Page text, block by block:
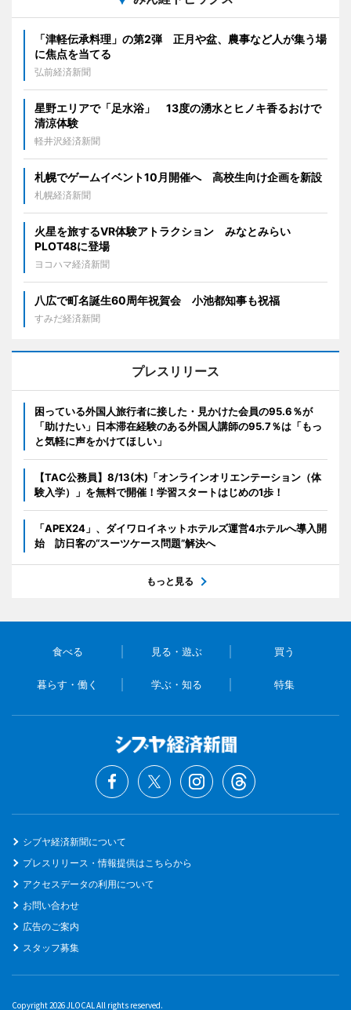
「津軽伝承料理」の第2弾 正月や盆、農事など人が集う場
に焦点を当てる
弘前経済新聞
星野エリアで「足水浴」 13度の湧水とヒノキ香るおけで
清涼体験
軽井沢経済新聞
札幌でゲームイベント10月開催へ 高校生向け企画を新設
札幌経済新聞
火星を旅するVR体験アトラクション みなとみらい
PLOT48に登場
ヨコハマ経済新聞
八広で町名誕生60周年祝賀会 小池都知事も祝福
すみだ経済新聞
プレスリリース
困っている外国人旅行者に接した・見かけた会員の95.6％が
「助けたい」日本滞在経験のある外国人講師の95.7％は「もっ
と気軽に声をかけてほしい」
【TAC公務員】8/13(木)「オンラインオリエンテーション（体
験入学）」を無料で開催！学習スタートはじめの1歩！
「APEX24」、ダイワロイネットホテルズ運営4ホテルへ導入開
始 訪日客の“スーツケース問題”解決へ
もっと見る
食べる 見る・遊ぶ 買う
暮らす・働く 学ぶ・知る 特集
シブヤ経済新聞について
プレスリリース・情報提供はこちらから
アクセスデータの利用について
お問い合わせ
広告のご案内
スタッフ募集
Copyright 2026 JLOCAL All rights reserved.